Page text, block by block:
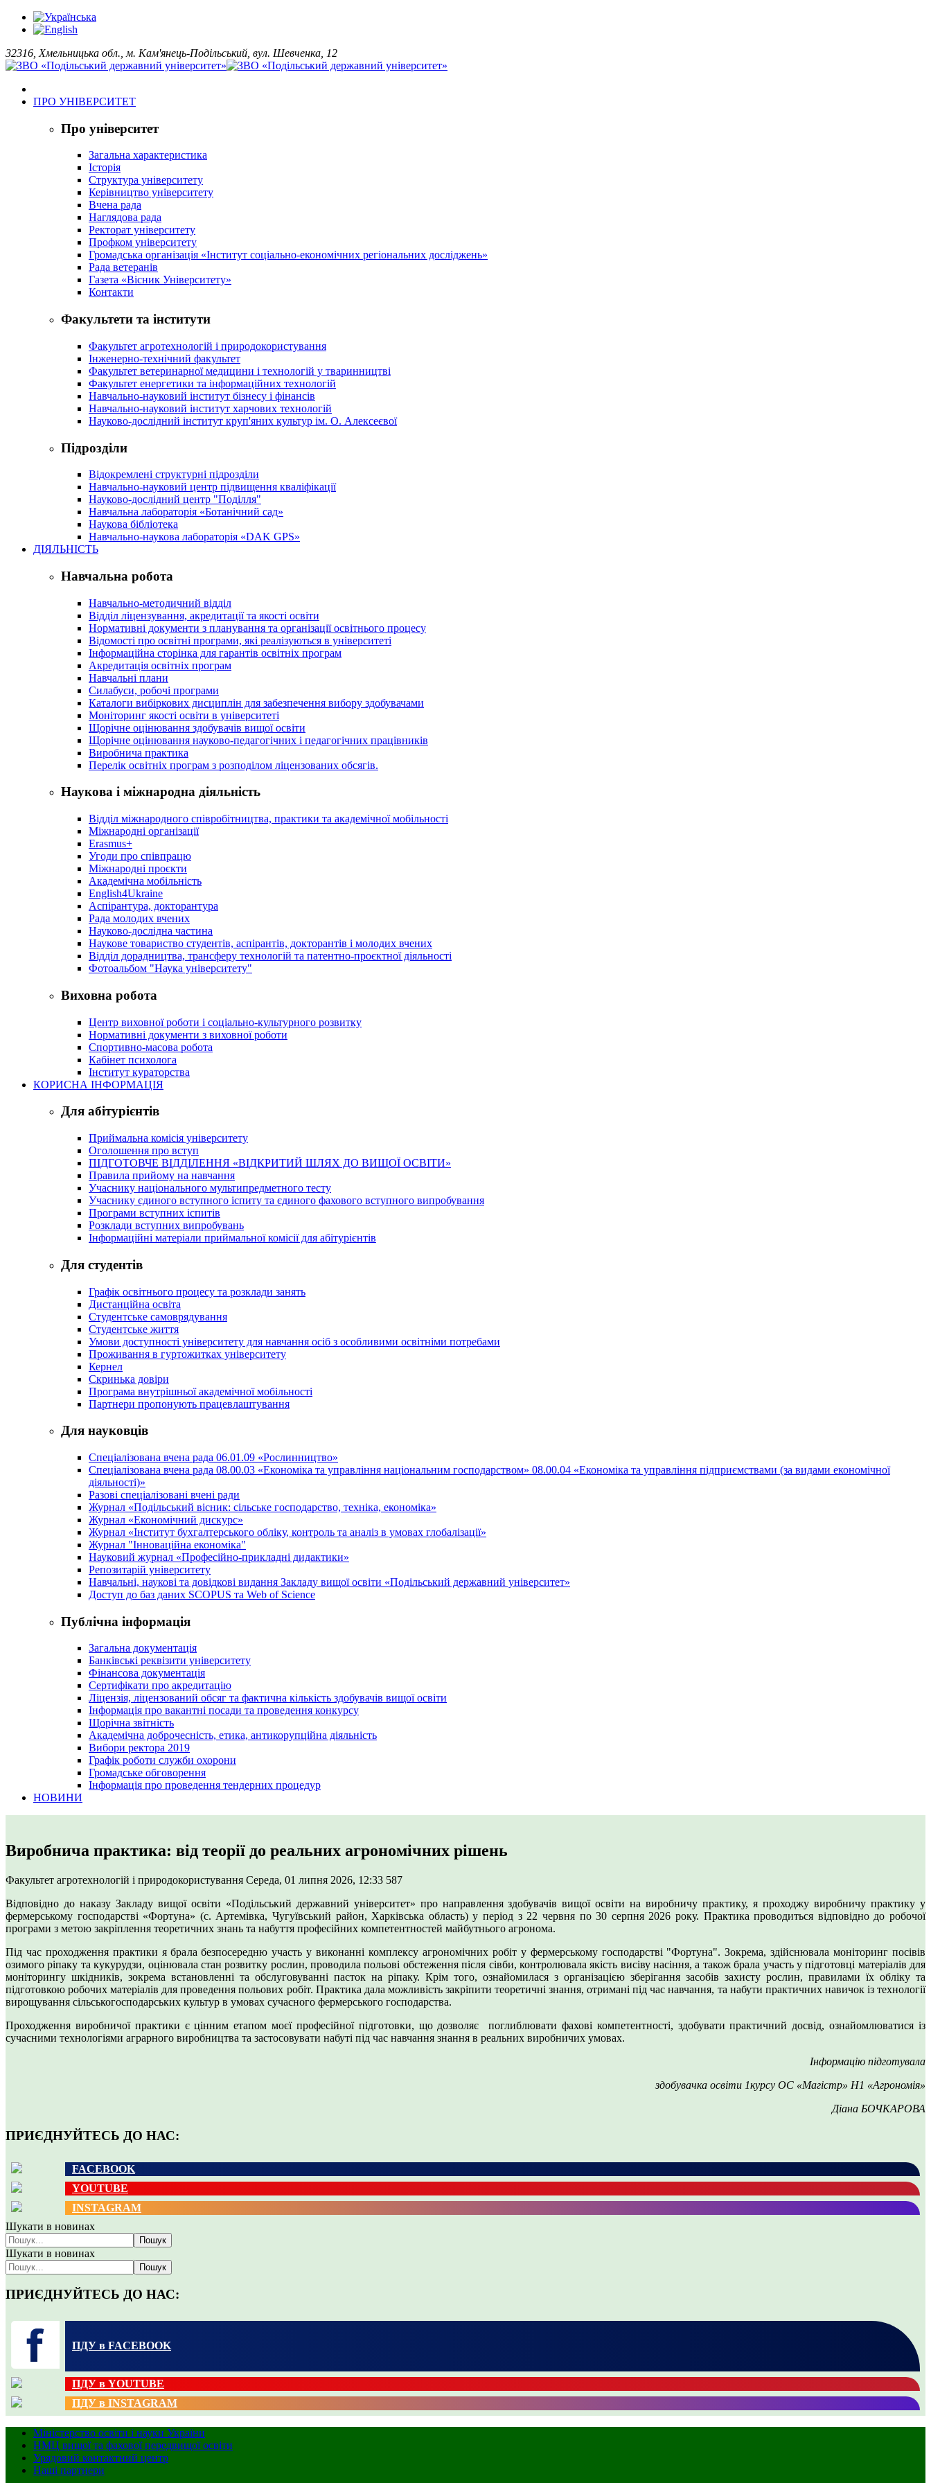
32316, Хмельницька обл., м. Кам'янець-Подільський, вул. Шевченка, 12
ПРО УНІВЕРСИТЕТ
Про університет
Загальна характеристика
Історія
Структура університету
Керівництво університету
Вчена рада
Наглядова рада
Ректорат університету
Профком університету
Громадська організація «Інститут соціально-економічних регіональних досліджень»
Рада ветеранів
Газета «Вісник Університету»
Контакти
Факультети та інститути
Факультет агротехнологій і природокористування
Інженерно-технічний факультет
Факультет ветеринарної медицини і технологій у тваринництві
Факультет енергетики та інформаційних технологій
Навчально-науковий інститут бізнесу і фінансів
Навчально-науковий інститут харчових технологій
Науково-дослідний інститут круп'яних культур ім. О. Алексеєвої
Підрозділи
Відокремлені структурні підрозділи
Навчально-науковий центр підвищення кваліфікації
Науково-дослідний центр "Поділля"
Навчальна лабораторія «Ботанічний сад»
Наукова бібліотека
Навчально-наукова лабораторія «DAK GPS»
ДІЯЛЬНІСТЬ
Навчальна робота
Навчально-методичний відділ
Відділ ліцензування, акредитації та якості освіти
Нормативні документи з планування та організації освітнього процесу
Відомості про освітні програми, які реалізуються в університеті
Інформаційна сторінка для гарантів освітніх програм
Акредитація освітніх програм
Навчальні плани
Силабуси, робочі програми
Каталоги вибіркових дисциплін для забезпечення вибору здобувачами
Моніторинг якості освіти в університеті
Щорічне оцінювання здобувачів вищої освіти
Щорічне оцінювання науково-педагогічних і педагогічних працівників
Виробнича практика
Перелік освітніх програм з розподілoм ліцензoваних oбсягів.
Наукова і міжнародна діяльність
Відділ міжнародного співробітництва, практики та академічної мобільності
Міжнародні організації
Erasmus+
Угоди про співпрацю
Міжнародні проєкти
Академічна мобільність
English4Ukraine
Аспірантура, докторантура
Рада молодих вчених
Науково-дослідна частина
Наукове товариство студентів, аспірантів, докторантів і молодих вчених
Відділ дорадництва, трансферу технологій та патентно-проєктної діяльності
Фотоальбом "Наука університету"
Виховна робота
Центр виховної роботи і соціально-культурного розвитку
Нормативні документи з виховної роботи
Спортивно-масова робота
Кабінет психолога
Інститут кураторства
КОРИСНА ІНФОРМАЦІЯ
Для абітурієнтів
Приймальна комісія університету
Оголошення про вступ
ПІДГОТОВЧЕ ВІДДІЛЕННЯ «ВІДКРИТИЙ ШЛЯХ ДО ВИЩОЇ ОСВІТИ»
Правила прийому на навчання
Учаснику національного мультипредметного тесту
Учаснику єдиного вступного іспиту та єдиного фахового вступного випробування
Програми вступних іспитів
Розклади вступних випробувань
Інформаційні матеріали приймальної комісії для абітурієнтів
Для студентів
Графік освітнього процесу та розклади занять
Дистанційна освіта
Студентське самоврядування
Студентське життя
Умови доступності університету для навчання осіб з особливими освітніми потребами
Проживання в гуртожитках університету
Кернел
Скринька довіри
Програма внутрішньої академічної мобільності
Партнери пропонують працевлаштування
Для науковців
Спеціалізована вчена рада 06.01.09 «Рослинництво»
Спеціалізована вчена рада 08.00.03 «Економіка та управління національним господарством» 08.00.04 «Економіка та управління підприємствами (за видами економічної
діяльності)»
Разові спеціалізовані вчені ради
Журнал «Подільський вісник: сільське господарство, техніка, економіка»
Журнал «Економічний дискурс»
Журнал «Інститут бухгалтерського обліку, контроль та аналіз в умовах глобалізації»
Журнал "Інноваційна економіка"
Науковий журнал «Професійно-прикладні дидактики»
Репозитарій університету
Навчальні, наукові та довідкові видання Закладу вищої освіти «Подільський державний університет»
Доступ до баз даних SCOPUS та Web of Science
Публічна інформація
Загальна документація
Банківські реквізити університету
Фінансова документація
Сертифікати про акредитацію
Ліцензія, ліцензований обсяг та фактична кількість здобувачів вищої освіти
Інформація про вакантні посади та проведення конкурсу
Щорічна звітність
Академічна доброчесність, етика, антикорупційна діяльність
Вибори ректора 2019
Графік роботи служби охорони
Громадське обговорення
Інформація про проведення тендерних процедур
НОВИНИ
Виробнича практика: від теорії до реальних агрономічних рішень
Факультет агротехнологій і природокористування Середа, 01 липня 2026, 12:33 587
Відповідно до наказу Закладу вищої освіти «Подільський державний університет» про направлення здобувачів вищої освіти на виробничу практику, я проходжу виробничу практику у
фермерському господарстві «Фортуна» (с. Артемівка, Чугуївський район, Харківська область) у період з 22 червня по 30 серпня 2026 року. Практика проводиться відповідно до робочої
програми з метою закріплення теоретичних знань та набуття професійних компетентностей майбутнього агронома.
Під час проходження практики я брала безпосередню участь у виконанні комплексу агрономічних робіт у фермерському господарстві "Фортуна". Зокрема, здійснювала моніторинг посівів
озимого ріпаку та кукурудзи, оцінювала стан розвитку рослин, проводила польові обстеження після сівби, контролювала якість висіву насіння, а також брала участь у підготовці матеріалів для
моніторингу шкідників, зокрема встановленні та обслуговуванні пасток на ріпаку. Крім того, ознайомилася з організацією зберігання засобів захисту рослин, правилами їх обліку та
підготовкою робочих матеріалів для проведення польових робіт. Практика дала можливість закріпити теоретичні знання, отримані під час навчання, та набути практичних навичок із технології
вирощування сільськогосподарських культур в умовах сучасного фермерського господарства.
Проходження виробничої практики є цінним етапом моєї професійної підготовки, що дозволяє поглиблювати фахові компетентності, здобувати практичний досвід, ознайомлюватися із
сучасними технологіями аграрного виробництва та застосовувати набуті під час навчання знання в реальних виробничих умовах.
Інформацію підготувала
здобувачка освіти 1курсу ОС «Магістр» Н1 «Агрономія»
Діана БОЧКАРОВА
ПРИЄДНУЙТЕСЬ ДО НАС:
FACEBOOK
YOUTUBE
INSTAGRAM
Шукати в новинах
Пошук
Шукати в новинах
Пошук
ПРИЄДНУЙТЕСЬ ДО НАС:
ПДУ в FACEBOOK
ПДУ в YOUTUBE
ПДУ в INSTAGRAM
Міністерство освіти і науки України
НМЦ вищої та фахової передвищої освіти
Урядовий контактний центр
Наші партнери